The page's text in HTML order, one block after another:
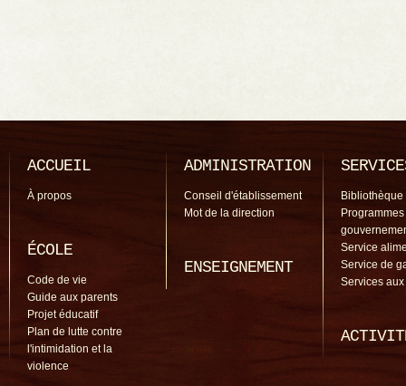
ACCUEIL
À propos
ÉCOLE
Code de vie
Guide aux parents
Projet éducatif
Plan de lutte contre
l'intimidation et la
violence
ADMINISTRATION
Conseil d'établissement
Mot de la direction
ENSEIGNEMENT
Bibliothèque
Programmes
Service
Service de
Services